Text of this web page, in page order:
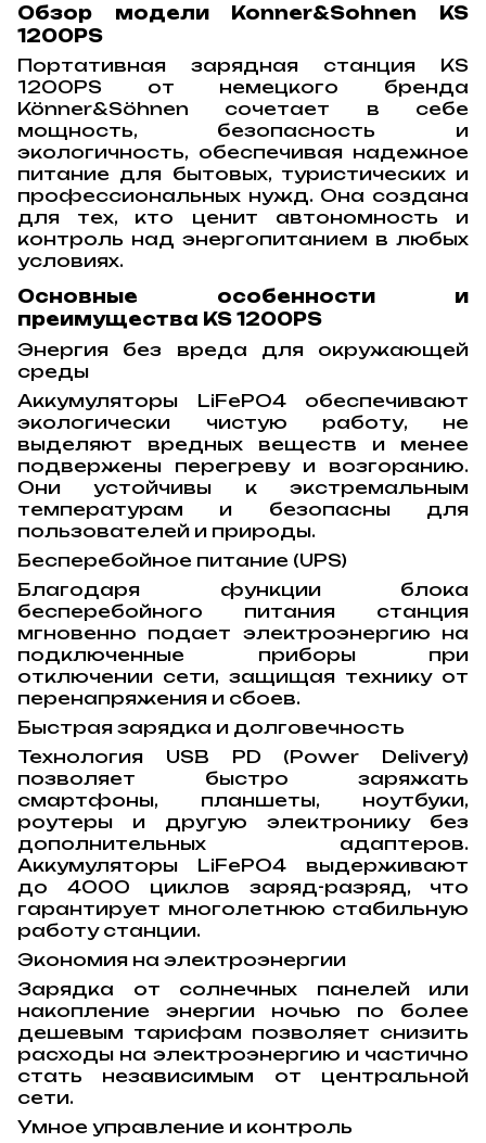
Обзор модели Konner&Sohnen KS
1200PS
Портативная зарядная станция KS
1200PS от немецкого бренда
Könner&Söhnen сочетает в себе
мощность, безопасность и
экологичность, обеспечивая надежное
питание для бытовых, туристических и
профессиональных нужд. Она создана
для тех, кто ценит автономность и
контроль над энергопитанием в любых
условиях.
Основные особенности и
преимущества KS 1200PS
Энергия без вреда для окружающей
среды
Аккумуляторы LiFePO4 обеспечивают
экологически чистую работу, не
выделяют вредных веществ и менее
подвержены перегреву и возгоранию.
Они устойчивы к экстремальным
температурам и безопасны для
пользователей и природы.
Бесперебойное питание (UPS)
Благодаря функции блока
бесперебойного питания станция
мгновенно подает электроэнергию на
подключенные приборы при
отключении сети, защищая технику от
перенапряжения и сбоев.
Быстрая зарядка и долговечность
Технология USB PD (Power Delivery)
позволяет быстро заряжать
смартфоны, планшеты, ноутбуки,
роутеры и другую электронику без
дополнительных адаптеров.
Аккумуляторы LiFePO4 выдерживают
до 4000 циклов заряд-разряд, что
гарантирует многолетнюю стабильную
работу станции.
Экономия на электроэнергии
Зарядка от солнечных панелей или
накопление энергии ночью по более
дешевым тарифам позволяет снизить
расходы на электроэнергию и частично
стать независимым от центральной
сети.
Умное управление и контроль